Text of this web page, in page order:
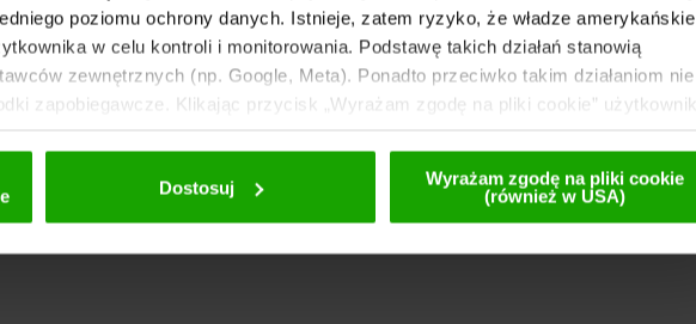
poziomu ochrony danych. Istnieje, zatem ryzyko, że władze amerykańskie
w celu kontroli i monitorowania. Podstawę takich działań stanowią
zewnętrznych (np. Google, Meta). Ponadto przeciwko takim działaniom nie
zapobiegawcze. Klikając przycisk „Wyrażam zgodę na pliki cookie” użytkownik
prywatności.
Dostosuj
Wyrażam zgodę na pliki cookie
(również w USA)